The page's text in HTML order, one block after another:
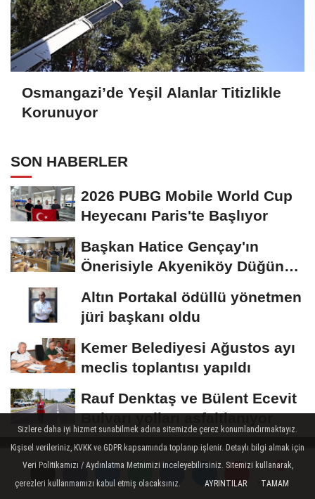
Yorumlar
Yorumlar
Osmangazi’de Yeşil Alanlar Titizlikle
Korunuyor
SON HABERLER
2026 PUBG Mobile World Cup
Heyecanı Paris'te Başlıyor
Başkan Hatice Gençay'ın
Önerisiyle Akyeniköy Düğün
Altın Portakal ödüllü yönetmen
jüri başkanı oldu
Kemer Belediyesi Ağustos ayı
meclis toplantısı yapıldı
Rauf Denktaş ve Bülent Ecevit
Bulvarı yolları asfaltlanıyor
Hakkımızda Künye Çerez Politikası Gizlilik İlkeleri
Sizlere daha iyi hizmet sunabilmek adına sitemizde çerez konumlandırmaktayız.
Kişisel verileriniz, KVKK ve GDPR kapsamında toplanıp işlenir. Detaylı bilgi almak için
Veri Politikamızı / Aydınlatma Metnimizi inceleyebilirsiniz. Sitemizi kullanarak,
çerezleri kullanmamızı kabul etmiş olacaksınız.
AYRINTILAR TAMAM